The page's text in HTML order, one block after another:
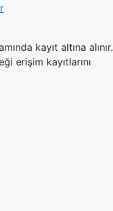
kayıt altına alınır.
erişim kayıtlarını